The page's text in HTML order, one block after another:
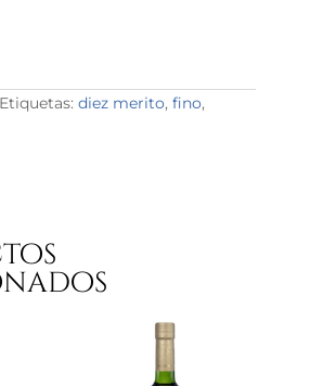
Etiquetas: diez merito, fino,